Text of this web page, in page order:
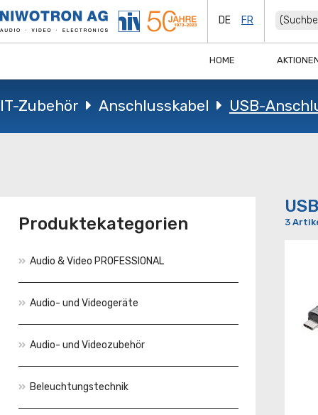
DE FR
HOME
IT-Zubehör Anschlusskabel USB-
Produktekategorien
Audio & Video PROFESSIONAL
Audio- und Videogeräte
Audio- und Videozubehör
Beleuchtungstechnik
3